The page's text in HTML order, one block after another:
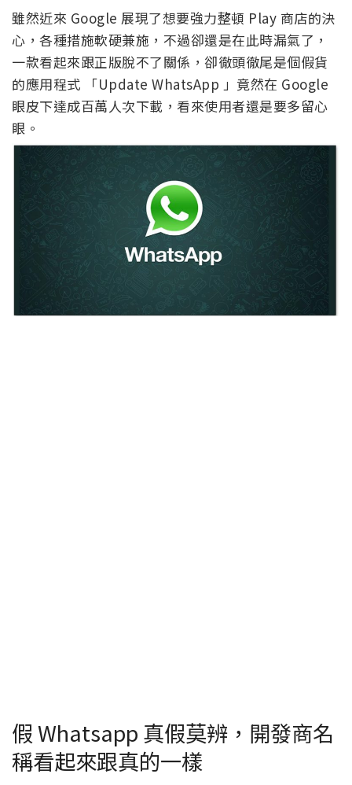
雖然近來 Google 展現了想要強力整頓 Play 商店的決
心，各種措施軟硬兼施，不過卻還是在此時漏氣了，
一款看起來跟正版脫不了關係，卻徹頭徹尾是個假貨
的應用程式 「Update WhatsApp 」竟然在 Google
眼皮下達成百萬人次下載，看來使用者還是要多留心
眼。
假 Whatsapp 真假莫辨，開發商名
稱看起來跟真的一樣